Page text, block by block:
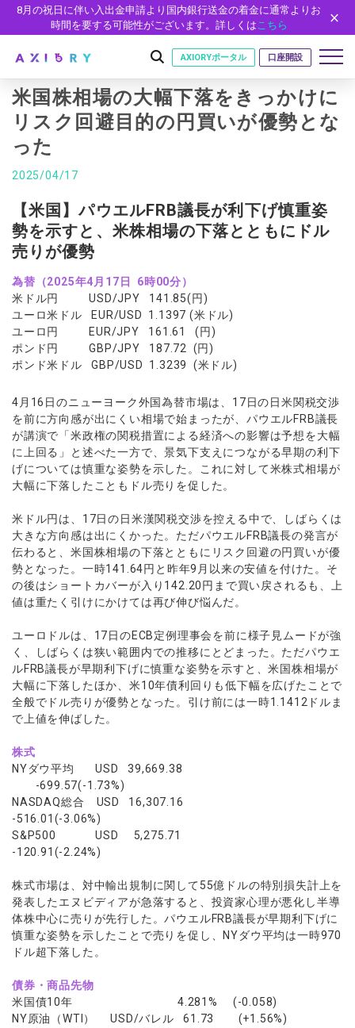
8月の祝日に伴い入出金申請より国内銀行送金の着金に通常よりお
時間を要する可能性がございます。詳しくはこちら
はじめに
はじめに
安全性
取引
取引商品
FX（通貨ペア）
現物株式
ETF
株式CFD
株価指数CFD
エネルギーCFD
ソフトコモディティCFD
NEW
バトルCFD
取引条件
スプレッド・手数料
ゼロカットとロスカット
スワップとロールオーバー
入出金方法
レバレッジ
NEW
約定率
取引計算シミュレーター
注文執行ポリシー
経済指標・予測カレンダー
休眠口座と凍結口座
口座
口座の種類
法人のお客様
ゼロ口座
NEW
デモ口座
ウォレット口座
NEW
口座開設
必要書類
開設方法
プラットフォーム
MT5
cTrader
AXIORYアプリ
AXIORYポータル
MT4/MT5 ヒストリカルデータ
EA(エキスパートアドバイザー)
カスタムインジケーター
日本時間表示インジケータ
MQLシグナル
NEW
通貨インデックス
パートナー
パートナーシップ・プログラム
イントロデュース・パートナープログラム（IP）
特別・VIPプログラム
NEW
ニュース
ニュースリリース
お知らせ
コーポレートニュース
キャンペーン
トレードガイド
NEW
会社概要
企業情報
会社概要
役員紹介
お問合せ
よくあるご質問
日本語
عربى
English
Русский
Español
ไทย
Tiếng Việt
口座開設する
デモ口座を開設する
AXIORYポータル 口座開設
米国株相場の大幅下落をきっかけに
リスク回避目的の円買いが優勢とな
った
2025/04/17
【米国】パウエルFRB議長が利下げ慎重姿
勢を示すと、米株相場の下落とともにドル
売りが優勢
為替（2025年4月17日 6時00分）
米ドル円 USD/JPY 141.85(円)
ユーロ米ドル EUR/USD 1.1397 (米ドル)
ユーロ円 EUR/JPY 161.61 (円)
ポンド円 GBP/JPY 187.72 (円)
ポンド米ドル GBP/USD 1.3239 (米ドル)
4月16日のニューヨーク外国為替市場は、17日の日米関税交渉
を前に方向感が出にくい相場で始まったが、パウエルFRB議長
が講演で「米政権の関税措置による経済への影響は予想を大幅
に上回る」と述べた一方で、景気下支えにつながる早期の利下
げについては慎重な姿勢を示した。これに対して米株式相場が
大幅に下落したこともドル売りを促した。
米ドル円は、17日の日米漢関税交渉を控える中で、しばらくは
大きな方向感は出にくかった。ただパウエルFRB議長の発言が
伝わると、米国株相場の下落とともにリスク回避の円買いが優
勢となった。一時141.64円と昨年9月以来の安値を付けた。そ
の後はショートカバーが入り142.20円まで買い戻されるも、上
値は重たく引けにかけては再び伸び悩んだ。
ユーロドルは、17日のECB定例理事会を前に様子見ムードが強
く、しばらくは狭い範囲内での推移にとどまった。ただパウエ
ルFRB議長が早期利下げに慎重な姿勢を示すと、米国株相場が
大幅に下落したほか、米10年債利回りも低下幅を広げたことで
全般でドル売りが優勢となった。引け前には一時1.1412ドルま
で上値を伸ばした。
株式
NYダウ平均 USD 39,669.38
-699.57(-1.73%)
NASDAQ総合 USD 16,307.16
-516.01(-3.06%)
S&P500 USD 5,275.71
-120.91(-2.24%)
株式市場は、対中輸出規制に関して55億ドルの特別損失計上を
発表したエヌビディアが急落すると、投資家心理が悪化し半導
体株中心に売りが先行した。パウエルFRB議長が早期利下げに
慎重な姿勢を示したことで売りを促し、NYダウ平均は一時970
ドル超下落した。
債券・商品先物
米国債10年 4.281% (-0.058)
NY原油（WTI） USD/バレル 61.73 (+1.56%)